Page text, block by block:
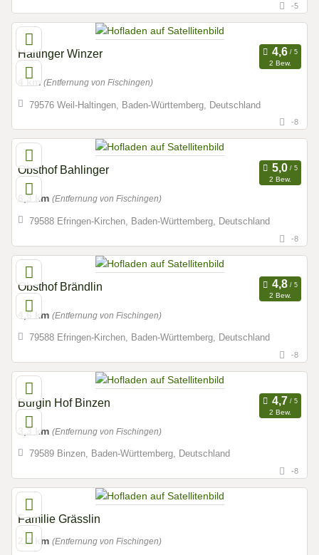
-5
Haltinger Winzer
2 Bew.
4 km(Entfernung von Fischingen)
79576 Weil-Haltingen, Baden-Württemberg, Deutschland
-8
Obsthof Bahlinger
2 Bew.
6,3 km (Entfernung von Fischingen)
79588 Efringen-Kirchen, Baden-Württemberg, Deutschland
-8
Obsthof Brändlin
2 Bew.
4,6 km (Entfernung von Fischingen)
79588 Efringen-Kirchen, Baden-Württemberg, Deutschland
-8
Bürgin Hof Binzen
2 Bew.
3,3 km (Entfernung von Fischingen)
79589 Binzen, Baden-Württemberg, Deutschland
-8
Familie Grässlin
2,2 km (Entfernung von Fischingen)